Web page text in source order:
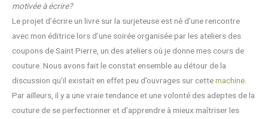
motivée à écrire?
Le projet d’écrire un livre sur la surjeteuse est né d’une rencontre
avec mon éditrice lors d’une soirée organisée par les ateliers des
coupons de Saint Pierre, un des ateliers où je donne mes cours de
couture. Nous avons fait le constat ensemble au détour de la
discussion qu’il existait en effet peu d’ouvrages sur cettemachine
Par ailleurs, il y a une vraie tendance et une volonté des adeptes de la
couture de se perfectionner et d’apprendre à mieux maîtriser les